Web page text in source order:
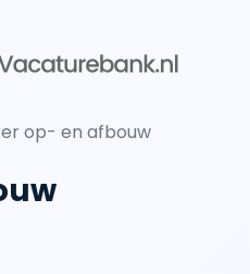
op- en afbouw